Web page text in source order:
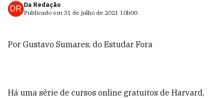
DR Da Redação
Publicado em 31 de julho de 2021 10h00.
Por Gustavo Sumares, do Estudar Fora
Há uma série de cursos online gratuitos de Harvard,